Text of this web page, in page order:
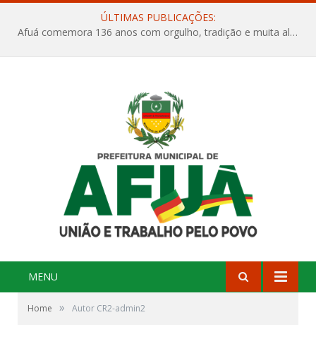
ÚLTIMAS PUBLICAÇÕES:
Afuá comemora 136 anos com orgulho, tradição e muita alegria na Quadra Dr. Nelson Salomão
MENU
Home » Autor CR2-admin2